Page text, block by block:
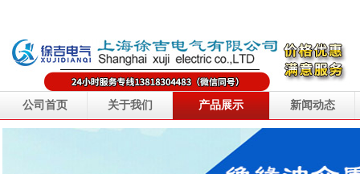
公司首页 关于我们 产品展示 新闻动态